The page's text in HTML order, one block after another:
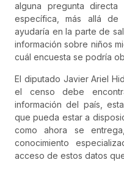
alguna pregunta
específica, más allá de
ayudaría en la parte de
información sobre niños
cuál encuesta se podría
El diputado Javier Ariel
el censo debe
información del país,
que pueda estar a
como ahora se
conocimiento
acceso de estos datos